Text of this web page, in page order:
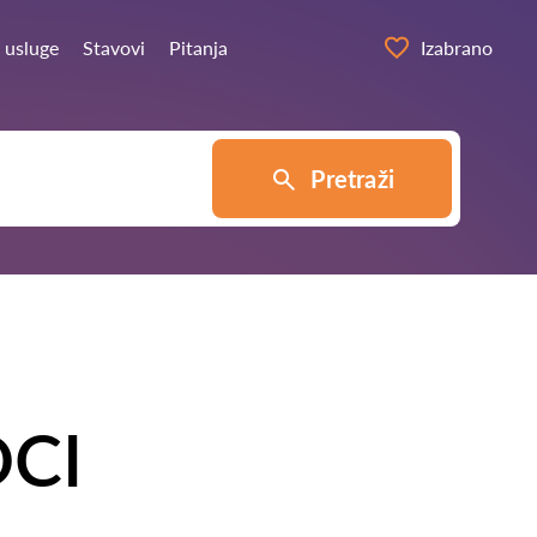
usluge Stavovi Pitanja Izabrano
Pretraži